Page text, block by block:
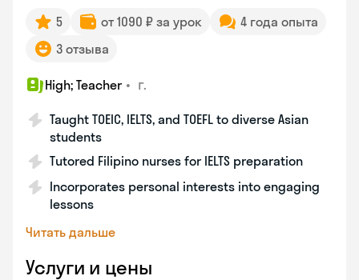
5 от 1090 ₽ за урок
4 года опыта
3 отзыва
High; Teacher • г.
Taught TOEIC, IELTS, and TOEFL to diverse Asian
students
Tutored Filipino nurses for IELTS preparation
Incorporates personal interests into engaging
lessons
Читать дальше
Услуги и цены